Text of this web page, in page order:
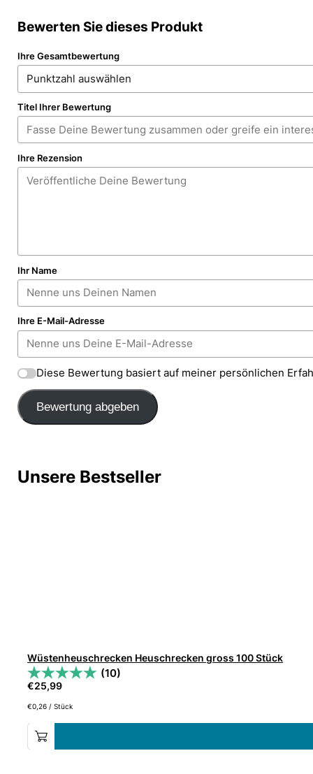
Bewerten Sie dieses Produkt
Ihre Gesamtbewertung
Titel Ihrer Bewertung
Ihre Rezension
Ihr Name
Ihre E-Mail-Adresse
Diese Bewertung basiert auf meiner persönlichen
Bewertung abgeben
Unsere Bestseller
Wüstenheuschrecken Heuschrecken gross 100 Stück
(10)
€25,99
€0,26 /Stück